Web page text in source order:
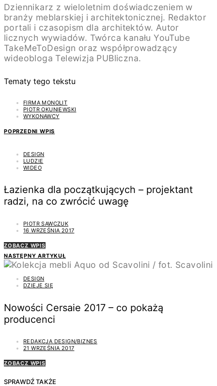
Dziennikarz z wieloletnim doświadczeniem w
branży meblarskiej i architektonicznej. Redaktor
portali i czasopism dla architektów. Autor
licznych wywiadów. Twórca kanału YouTube
TakeMeToDesign oraz współprowadzący
wideobloga Telewizja PUBliczna.
Tematy tego tekstu
FIRMA MONOLIT
PIOTR OKUNIEWSKI
WYKONAWCY
POPRZEDNI WPIS
DESIGN
LUDZIE
WIDEO
Łazienka dla początkujących – projektant
radzi, na co zwrócić uwagę
PIOTR SAWCZUK
16 WRZEŚNIA 2017
ZOBACZ WPIS
NASTĘPNY ARTYKUŁ
DESIGN
DZIEJE SIĘ
Nowości Cersaie 2017 – co pokażą
producenci
REDAKCJA DESIGN/BIZNES
21 WRZEŚNIA 2017
ZOBACZ WPIS
SPRAWDŹ TAKŻE